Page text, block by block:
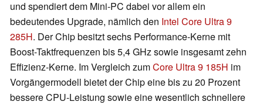
und spendiert dem Mini-PC dabei vor allem ein
bedeutendes Upgrade, nämlich den Intel Core Ultra 9
285H. Der Chip besitzt sechs Performance-Kerne mit
Boost-Taktfrequenzen bis 5,4 GHz sowie insgesamt zehn
Effizienz-Kerne. Im Vergleich zumCore Ultra 9 185H im
Vorgängermodell bietet der Chip eine bis zu 20 Prozent
bessere CPU-Leistung sowie eine wesentlich schnellere